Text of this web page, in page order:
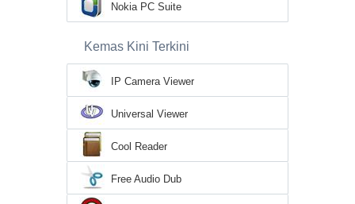
Nokia PC Suite
Kemas Kini Terkini
IP Camera Viewer
Universal Viewer
Cool Reader
Free Audio Dub